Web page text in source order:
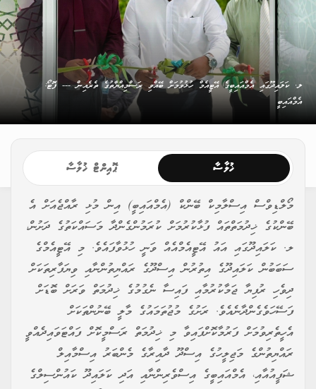
ލ. ކަލައިދޫގައި އެމްއައިބީގެ އޭޓީއެމް ހުޅުވުމަށް ބޭއްވި ރަސްމިއްޔާތުގެ ތެރެއިން --- ފޮޓޯ:
އެމްއައިބީ
ޚުލާސާ ޕޮއިންޓް ޚުލާސާ
މޯލްޑިވްސް އިސްލާމިކް ބޭންކް (އެމްއައިބީ) އިން މުޅި ރާއްޖެއަށް އެ
ބޭންކުގެ ޚިދުމަތްތައް ފުޅާކުރުމަށް ކުރަމުންގެންދާ މަސައްކަތުގެ ދަށުން،
ލ. ކަލައިދޫގައި އައު އޭޓީއެމްއެއް ވަނީ ހުޅުވާފައެވެ. މި އޭޓީއެމްގެ
ސަބަބުން ކަލައިދޫގެ އިތުރުން އިސްދޫގެ ރައްޔިތުންނާއި ވިޔަފާރިތަކަށް
ދިވެހި ރުފިޔާ ޖަމާކުރުމާއި ފައިސާ ނެގުމުގެ ޚިދުމަތް ވަރަށް ބޮޑަށް
ފަސޭހަވެގެންދާނެއެވެ. ރަށުގެ މުޖުތަމައުގެ މާލީ ބޭނުންތަކަށް
އެހީތެރިވުމަށް ފަރުމާކޮށްފައިވާ މި ޚިދުމަތް ރަސްމީކޮށް ފައްޓަވައިދެއްވީ
ރައްޔިތުންގެ މަޖިލީހުގެ އިސްދޫ ދާއިރާގެ މެންބަރު އިސްމާއިލް
ޝަފީއުއާއި، އެމްއައިބީގެ އިސްވެރިންނާއި އަދި ކަލައިދޫ ކައުންސިލްގެ